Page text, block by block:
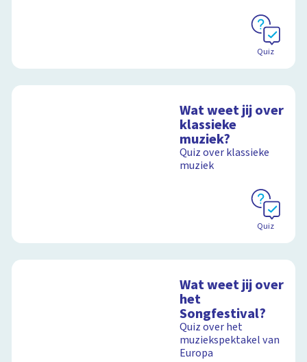
Quiz
Wat weet jij over
klassieke
muziek?
Quiz over klassieke
muziek
Quiz
Wat weet jij over
het
Songfestival?
Quiz over het
muziekspektakel van
Europa